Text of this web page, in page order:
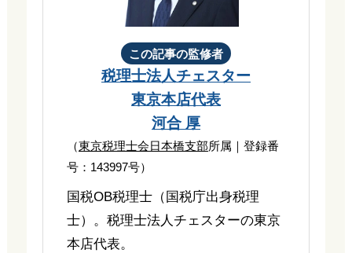
この記事の監修者
税理士法人チェスター
東京本店代表
河合 厚
（東京税理士会日本橋支部所属｜登録番
号：143997号）
国税OB税理士（国税庁出身税理
士）。税理士法人チェスターの東京
本店代表。